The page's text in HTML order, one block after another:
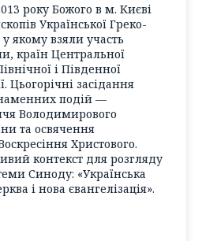
року Божого в м. Києві
Української Греко-
якому взяли участь
країн Центральної
і Пiвденної
Цьогорiчні засідання
подiй —
Володимирового
та освячення
Христового.
контекст для розгляду
Синоду: «Українська
і нова євангелізація».